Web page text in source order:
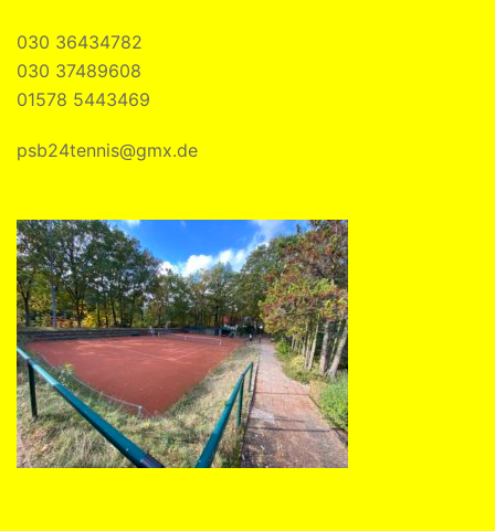
030 36434782
030 37489608
01578 5443469
psb24tennis@gmx.de